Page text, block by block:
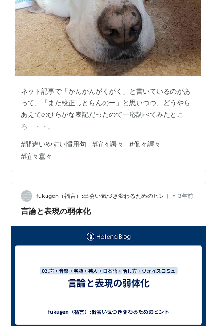
ネット記事で「かんかんがくがく」と書いているのがあ
って、「また校正しとらんのー」と思いつつ、どうやら
あえてのひらがな表記だったので一応調べてみたとこ
ろ・・・。
#間違いやすい慣用句 #喧々諤々 #侃々諤々
#喧々囂々
fukugen（福言）:出会い気づき変わるためのヒント • 3年前
言論と表現の弱体化